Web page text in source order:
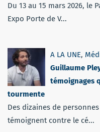
Du 13 au 15 mars 2026, le
Expo Porte de V...
A LA UNE,
Guillaume
témoignages
tourmente
Des dizaines de
témoignent contre le cé...